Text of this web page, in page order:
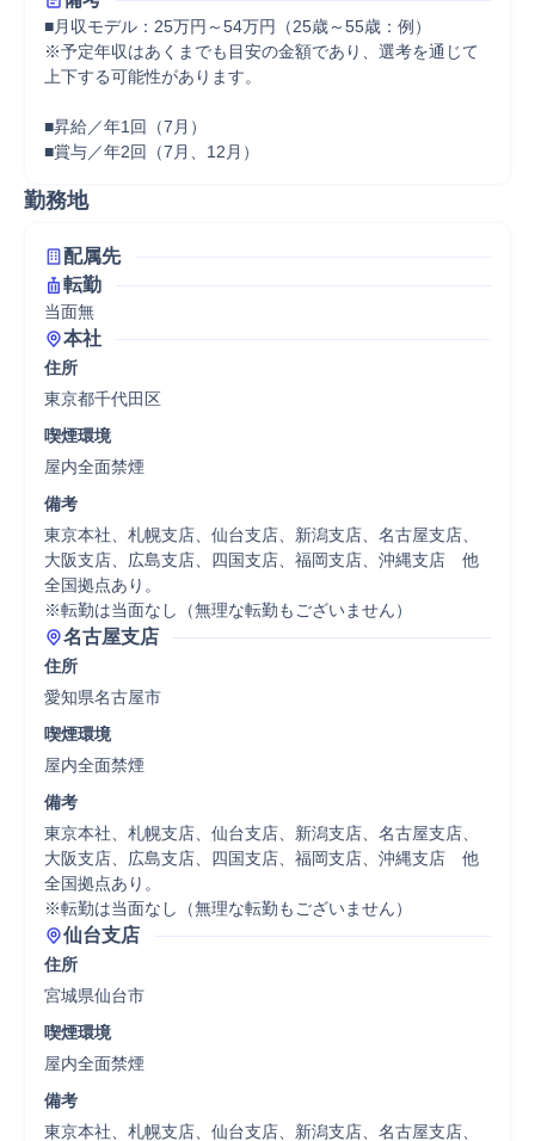
■月収モデル：25万円～54万円（25歳～55歳：例）
※予定年収はあくまでも目安の金額であり、選考を通じて
上下する可能性があります。
■昇給／年1回（7月）
■賞与／年2回（7月、12月）
勤務地
配属先
転勤
当面無
本社
住所
東京都千代田区
喫煙環境
屋内全面禁煙
備考
東京本社、札幌支店、仙台支店、新潟支店、名古屋支店、
大阪支店、広島支店、四国支店、福岡支店、沖縄支店　他
全国拠点あり。
※転勤は当面なし（無理な転勤もございません）
名古屋支店
住所
愛知県名古屋市
喫煙環境
屋内全面禁煙
備考
東京本社、札幌支店、仙台支店、新潟支店、名古屋支店、
大阪支店、広島支店、四国支店、福岡支店、沖縄支店　他
全国拠点あり。
※転勤は当面なし（無理な転勤もございません）
仙台支店
住所
宮城県仙台市
喫煙環境
屋内全面禁煙
備考
東京本社、札幌支店、仙台支店、新潟支店、名古屋支店、